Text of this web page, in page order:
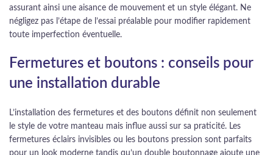
assurant ainsi une aisance de mouvement et un style élégant. Ne
négligez pas l’étape de l’essai préalable pour modifier rapidement
toute imperfection éventuelle.
Fermetures et boutons : conseils pour
une installation durable
L’installation des fermetures et des boutons définit non seulement
le style de votre manteau mais influe aussi sur sa praticité. Les
fermetures éclairs invisibles ou les boutons pression sont parfaits